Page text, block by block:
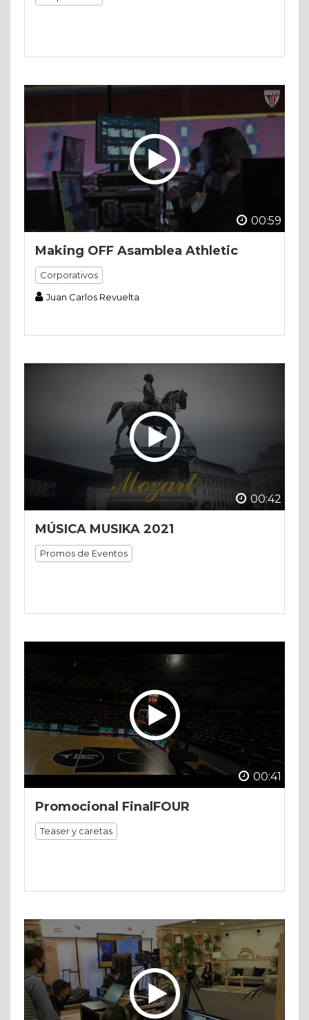
00:59
Making OFF Asamblea Athletic
Corporativos
Juan Carlos Revuelta
00:42
MÚSICA MUSIKA 2021
Promos de Eventos
00:41
Promocional FinalFOUR
Teaser y caretas